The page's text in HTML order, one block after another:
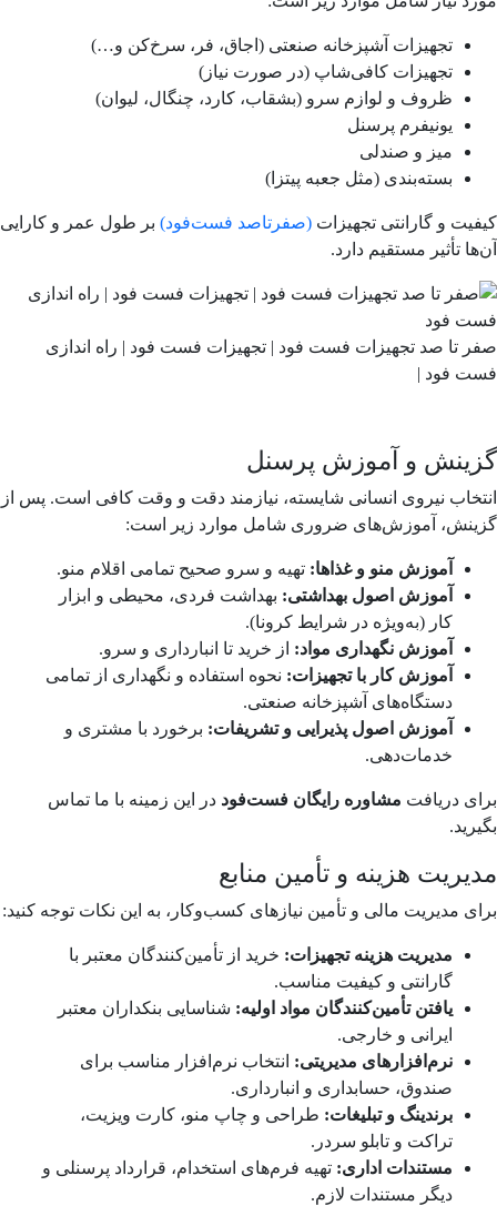
تجهیزات آشپزخانه صنعتی (اجاق، فر، سرخ‌کن و…)
تجهیزات کافی‌شاپ (در صورت نیاز)
ظروف و لوازم سرو (بشقاب، کارد، چنگال، لیوان)
یونیفرم پرسنل
میز و صندلی
بسته‌بندی (مثل جعبه پیتزا)
کیفیت و گارانتی تجهیزات (صفرتاصد فست‌فود) بر طول عمر و کارایی
آن‌ها تأثیر مستقیم دارد.
صفر تا صد تجهیزات فست فود | تجهیزات فست فود | راه اندازی
فست فود |
گزینش و آموزش پرسنل
انتخاب نیروی انسانی شایسته، نیازمند دقت و وقت کافی است. پس از
گزینش، آموزش‌های ضروری شامل موارد زیر است:
آموزش منو و غذاها: تهیه و سرو صحیح تمامی اقلام منو.
آموزش اصول بهداشتی: بهداشت فردی، محیطی و ابزار
کار (به‌ویژه در شرایط کرونا).
آموزش نگهداری مواد: از خرید تا انبارداری و سرو.
آموزش کار با تجهیزات: نحوه استفاده و نگهداری از تمامی
دستگاه‌های آشپزخانه صنعتی.
آموزش اصول پذیرایی و تشریفات: برخورد با مشتری و
خدمات‌دهی.
برای دریافت مشاوره رایگان فست‌فود در این زمینه با ما تماس
بگیرید.
مدیریت هزینه و تأمین منابع
برای مدیریت مالی و تأمین نیازهای کسب‌وکار، به این نکات توجه کنید:
مدیریت هزینه تجهیزات: خرید از تأمین‌کنندگان معتبر با
گارانتی و کیفیت مناسب.
یافتن تأمین‌کنندگان مواد اولیه: شناسایی بنکداران معتبر
ایرانی و خارجی.
نرم‌افزارهای مدیریتی: انتخاب نرم‌افزار مناسب برای
صندوق، حسابداری و انبارداری.
برندینگ و تبلیغات: طراحی و چاپ منو، کارت ویزیت،
تراکت و تابلو سردر.
مستندات اداری: تهیه فرم‌های استخدام، قرارداد پرسنلی و
دیگر مستندات لازم.